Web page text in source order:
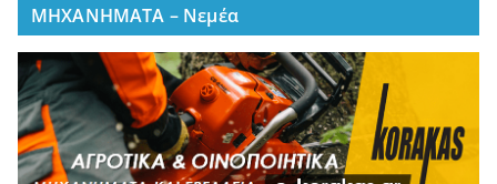
ΜΗΧΑΝΗΜΑΤΑ – Νεμέα